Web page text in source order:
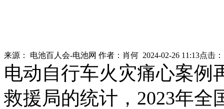
来源： 电池百人会-电池网 作者： 肖何 2024-02-26 11:13点击
电动自行车火灾痛心案例
救援局的统计，2023年全